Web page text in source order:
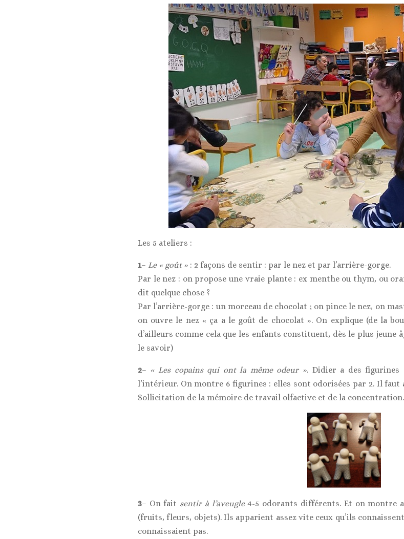
Les 5 ateliers :
1– Le « goût »: 2 façons de sentir : par le nez et par l’arrière-gorge.
Par le nez : on propose une vraie plante : ex menthe ou thym, ou
dit quelque chose ?
Par l’arrière-gorge : un morceau de chocolat ; on pince le nez, on
on ouvre le nez « ça a le goût de chocolat ». On explique (de la
d’ailleurs comme cela que les enfants constituent, dès le plus jeune
le savoir)
2– « Les copains qui ont la même odeur ». Didier a des figurines
l’intérieur. On montre 6 figurines : elles sont odorisées par 2. Il
Sollicitation de la mémoire de travail olfactive et de la concentration.
3– On fait sentir à l’aveugle4-5 odorants différents. Et on montre
(fruits, fleurs, objets). Ils apparient assez vite ceux qu’ils
connaissaient pas.